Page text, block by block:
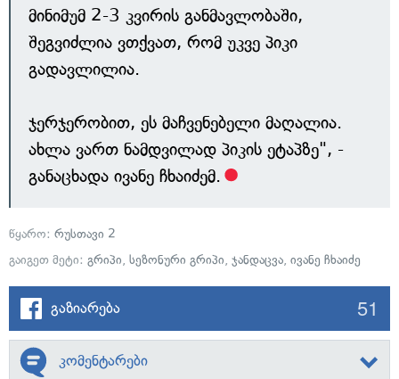
მინიმუმ 2-3 კვირის განმავლობაში,
შეგვიძლია ვთქვათ, რომ უკვე პიკი
გადავლილია.
ჯერჯერობით, ეს მაჩვენებელი მაღალია.
ახლა ვართ ნამდვილად პიკის ეტაპზე", -
განაცხადა ივანე ჩხაიძემ.
წყარო: რუსთავი 2
გაიგეთ მეტი: გრიპი, სეზონური გრიპი, ჯანდაცვა, ივანე ჩხაიძე
გაზიარება 51
კომენტარები